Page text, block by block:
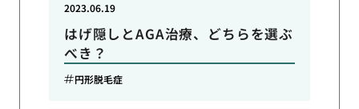
はげ隠しとAGA治療、どちらを選ぶ
べき？
2023.06.19
円形脱毛症